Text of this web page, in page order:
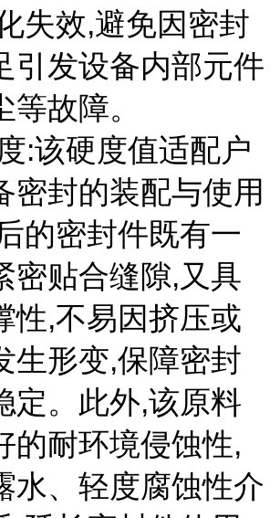
失效,避免因密封
引发设备内部元件
故障。
:该硬度值适配户
密封的装配与使用
的密封件既有一
密贴合缝隙,又具
性,不易因挤压或
生形变,保障密封
定。此外,该原料
的耐环境侵蚀性,
水、轻度腐蚀性介